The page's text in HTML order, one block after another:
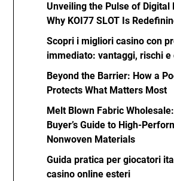
Unveiling the Pulse of Digital
Why KOI77 SLOT Is
Scopri i migliori casino con
immediato: vantaggi, rischi
Beyond the Barrier: How a
Protects What Matters Most
Melt Blown Fabric
Buyer’s Guide to High-
Nonwoven Materials
Guida pratica per giocatori
casino online esteri